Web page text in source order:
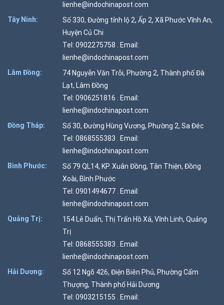
lienhe@indochinapost.com
Tây Ninh:
Số 330, Đường tỉnh lộ 2, Ấp 2, Xã Phước Vĩnh An,
Huyện Củ Chi
Tel: 0902275758 . Email:
lienhe@indochinapost.com
Lâm Đồng:
74 Nguyễn Văn Trỗi, Phường 2, Thành phố Đà
Lạt, Lâm Đồng
Tel: 0906251816 . Email:
lienhe@indochinapost.com
Đồng Tháp:
Số 30, Đường Hùng Vương, Phường 2, Sa Đéc
Tel: 0868555383 . Email:
lienhe@indochinapost.com
Bình Phước:
Số 79 QL14, KP. Xuân Đồng, Tân Thiện, Đồng
Xoài, Bình Phước
Tel: 0901494677 . Email:
lienhe@indochinapost.com
Quảng Trị:
154 Lê Duẩn, Thị Trấn Hồ Xá, Vĩnh Linh, Quảng
Trị
Tel: 0868555383 . Email:
lienhe@indochinapost.com
Hải Dương:
Số 12 Ngõ 426, Điện Biên Phủ, Phường Cẩm
Thượng, Thành phố Hải Dương
Tel: 0903215155 . Email: